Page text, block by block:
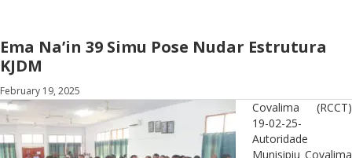
Ema Na’in 39 Simu Pose Nudar Estrutura
KJDM
February 19, 2025
Covalima (RCCT)
19-02-25-
Autoridade
Munisipiu Covalima